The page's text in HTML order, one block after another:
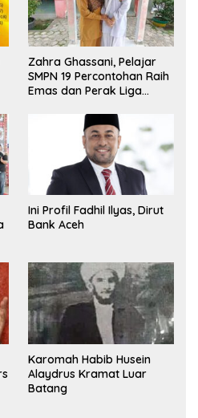
Zahra Ghassani, Pelajar
SMPN 19 Percontohan Raih
Emas dan Perak Liga
Ini Profil Fadhil Ilyas, Dirut
Bank Aceh
Karomah Habib Husein
Alaydrus Kramat Luar
Batang